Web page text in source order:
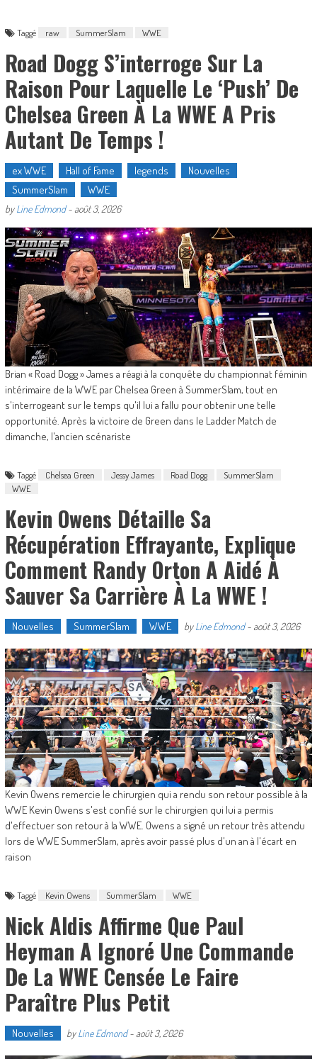
Taggé raw SummerSlam WWE
Road Dogg S’interroge Sur La
Raison Pour Laquelle Le ‘push’ De
Chelsea Green À La WWE A Pris
Autant De Temps !
ex WWE Hall of Fame legends
Nouvelles
SummerSlam
WWE
byLine Edmond- août 3, 2026
Brian « Road Dogg » James a réagi à la conquête du championnat féminin
intérimaire de la WWE par Chelsea Green à SummerSlam, tout en
s'interrogeant sur le temps qu'il lui a fallu pour obtenir une telle
opportunité. Après la victoire de Green dans le Ladder Match de
dimanche, l'ancien scénariste
Taggé Chelsea Green Jessy James Road Dogg
SummerSlam
WWE
Kevin Owens Détaille Sa
Récupération Effrayante, Explique
Comment Randy Orton A Aidé À
Sauver Sa Carrière À La WWE !
Nouvelles SummerSlam WWE byLine Edmond- août 3, 2026
Kevin Owens remercie le chirurgien qui a rendu son retour possible à la
WWE Kevin Owens s'est confié sur le chirurgien qui lui a permis
d'effectuer son retour à la WWE. Owens a signé un retour très attendu
lors de WWE SummerSlam, après avoir passé plus d'un an à l'écart en
raison
Taggé Kevin Owens SummerSlam WWE
Nick Aldis Affirme Que Paul
Heyman A Ignoré Une Commande
De La WWE Censée Le Faire
Paraître Plus Petit
Nouvelles byLine Edmond- août 3, 2026